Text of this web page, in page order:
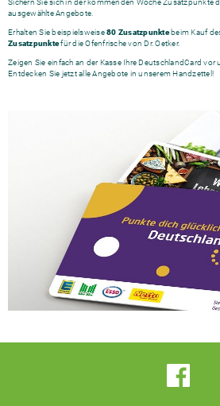
Sichern Sie sich in der kommenden Woche Zusatzpunkte
ausgewählte Angebote.
Erhalten Sie beispielsweise80 Zusatzpunktebeim Kauf
Zusatzpunktefür die Ofenfrische von Dr. Oetker.
Zeigen Sie einfach an der Kasse Ihre DeutschlandCard
Entdecken Sie jetzt alle Angebote in unserem Handzettel!